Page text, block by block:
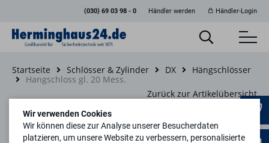
(030) 69 03 98 - 0 Händler werden Händler-Login
Startseite Schlösser & Zylinder DX
Hängschlösser
Hangschloss gl. 20 Mess.
Zurück zur Artikelübersicht
Wir verwenden Cookies
Wir können diese zur Analyse unserer Besucherdaten
platzieren, um unsere Website zu verbessern, personalisierte